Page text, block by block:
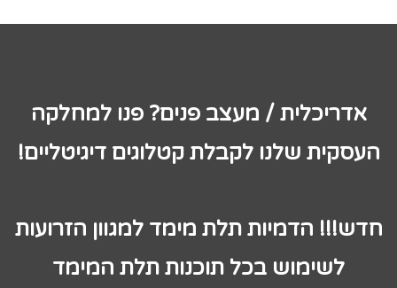
אדריכלית / מעצב פנים? פנו למחלקה
העסקית שלנו לקבלת קטלוגים דיגיטליים!
חדש!!! הדמיות תלת מימד למגוון הזרועות
לשימוש בכל תוכנות תלת המימד